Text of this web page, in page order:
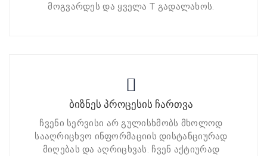
მოგვარდეს და ყველა T გადალახოს.
ბიზნეს პროცესის ჩართვა
ჩვენი სერვისი არ გულისხმობს მხოლოდ
სააღრიცხვო ინფორმაციის დისტანციურად
მიღებას და აღრიცხვას. ჩვენ აქტიურად